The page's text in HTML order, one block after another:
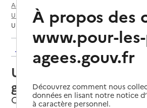
Accueil
USLD par département
Indre (36)
USLD du Centre départemental gériatrique
Retour aux résultats de l'annuaire
USLD du Centre
gériatrique Les
Châteauroux, INDRE
À propos des
www.pour-
agees.gouv.fr
Découvrez comment nous
données en lisant notre notice
à caractère personnel.